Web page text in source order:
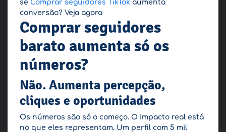
se Comprar seguidores TikTok aumenta
conversão? Veja agora
Comprar seguidores
barato aumenta só os
números?
Não. Aumenta percepção,
cliques e oportunidades
Os números são só o começo. O impacto real está
no que eles representam. Um perfil com 5 mil